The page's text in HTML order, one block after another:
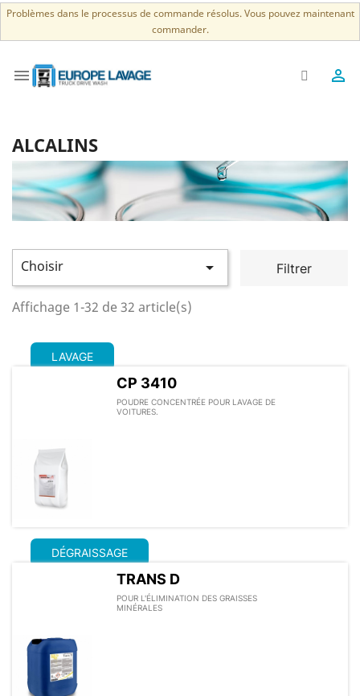
Problèmes dans le processus de commande résolus. Vous pouvez maintenant
commander.
 
ALCALINS
Choisir  Filtrer
Affichage 1-32 de 32 article(s)
LAVAGE
CP 3410
POUDRE CONCENTRÉE POUR LAVAGE DE
VOITURES.
DÉGRAISSAGE
TRANS D
POUR L'ÉLIMINATION DES GRAISSES
MINÉRALES